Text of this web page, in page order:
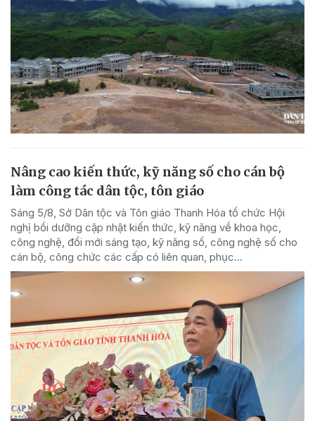
Nâng cao kiến thức, kỹ năng số cho cán bộ
làm công tác dân tộc, tôn giáo
Sáng 5/8, Sở Dân tộc và Tôn giáo Thanh Hóa tổ chức Hội
nghị bồi dưỡng cập nhật kiến thức, kỹ năng về khoa học,
công nghệ, đổi mới sáng tạo, kỹ năng số, công nghệ số cho
cán bộ, công chức các cấp có liên quan, phục...